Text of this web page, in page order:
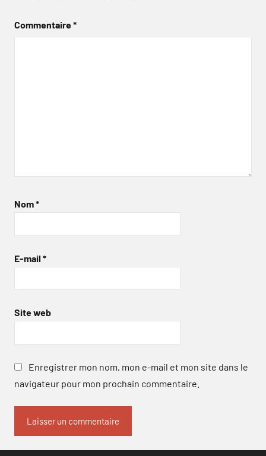
Commentaire*
Nom*
E-mail *
Site web
Enregistrer mon nom, mon e-mail et mon site dans le
navigateur pour mon prochain commentaire.